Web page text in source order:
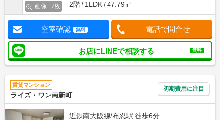
画像 : 7枚
2階
1LDK 47.79㎡
空室確認 無料 電話で問合せ
お店にLINEで相談する 無料
賃貸マンション
ライズ・ワン南新町
初期費用に注目
近鉄南大阪線/布忍駅 徒歩6分